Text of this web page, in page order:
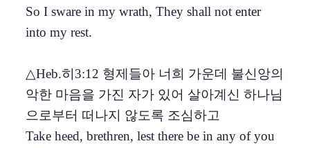
So I sware in my wrath, They shall not enter
into my rest.
△Heb.히3:12 형제들아 너희 가운데 불신앙의
악한 마음을 가진 자가 있어 살아계신 하나님
으로부터 떠나지 않도록 조심하고
Take heed, brethren, lest there be in any of you